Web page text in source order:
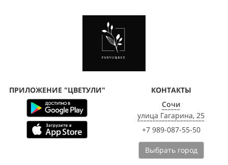
ПРИЛОЖЕНИЕ "ЦВЕТУЛИ"
КОНТАКТЫ
Сочи
улица Гагарина, 25
+7 989-087-55-50
Выбрать город